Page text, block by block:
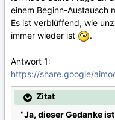
einem Beginn-Austausch
Es ist verblüffend, wie
immer wieder ist
.
Antwort 1:
https://share.google/
Zitat
"Ja, dieser Gedanke